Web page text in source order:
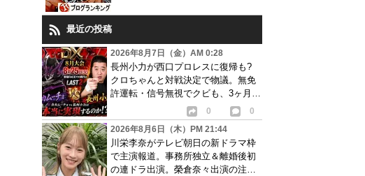
最近の投稿
2026年8月7日（金）AM 0:28
長州小力が西口プロレスに復帰も?
クロちゃんと対戦決定で物議。無免
許運転・信号無視でクビも、3ヶ月で
0
0
2026年8月6日（木）PM 21:44
川栄李奈がテレビ朝日の新ドラマ枠
で主演報道。事務所独立＆離婚後初
の連ドラ出演。榮倉奈々出演の注目